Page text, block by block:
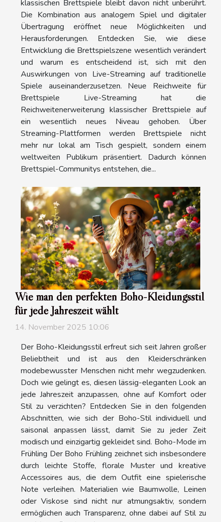
klassischen Brettspiele bleibt davon nicht unberührt.
Die Kombination aus analogem Spiel und digitaler
Übertragung eröffnet neue Möglichkeiten und
Herausforderungen. Entdecken Sie, wie diese
Entwicklung die Brettspielszene wesentlich verändert
und warum es entscheidend ist, sich mit den
Auswirkungen von Live-Streaming auf traditionelle
Spiele auseinanderzusetzen. Neue Reichweite für
Brettspiele Live-Streaming hat die
Reichweitenerweiterung klassischer Brettspiele auf
ein wesentlich neues Niveau gehoben. Über
Streaming-Plattformen werden Brettspiele nicht
mehr nur lokal am Tisch gespielt, sondern einem
weltweiten Publikum präsentiert. Dadurch können
Brettspiel-Communitys entstehen, die...
Wie man den perfekten Boho-Kleidungsstil
für jede Jahreszeit wählt
14. November 2025 10:06
Der Boho-Kleidungsstil erfreut sich seit Jahren großer
Beliebtheit und ist aus den Kleiderschränken
modebewusster Menschen nicht mehr wegzudenken.
Doch wie gelingt es, diesen lässig-eleganten Look an
jede Jahreszeit anzupassen, ohne auf Komfort oder
Stil zu verzichten? Entdecken Sie in den folgenden
Abschnitten, wie sich der Boho-Stil individuell und
saisonal anpassen lässt, damit Sie zu jeder Zeit
modisch und einzigartig gekleidet sind. Boho-Mode im
Frühling Der Boho Frühling zeichnet sich insbesondere
durch leichte Stoffe, florale Muster und kreative
Accessoires aus, die dem Outfit eine spielerische
Note verleihen. Materialien wie Baumwolle, Leinen
oder Viskose sind nicht nur atmungsaktiv, sondern
ermöglichen auch Transparenz, ohne dabei auf Stil zu